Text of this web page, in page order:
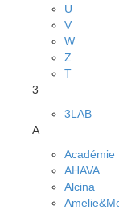
U
V
W
Z
Т
3
3LAB
A
Académie
AHAVA
Alcina